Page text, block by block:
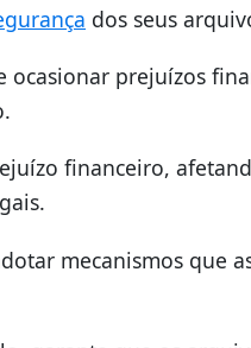
dos seus
ocasionar prejuízos
financeiro,
mecanismos que